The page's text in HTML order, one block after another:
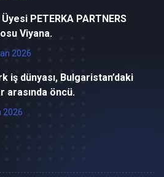
PETERKA PARTNERS
Viyana.
2026
iş dünyası, Bulgaristan’daki
arasında öncü.
2026